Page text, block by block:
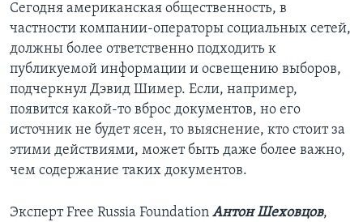
Сегодня американская общественность, в
частности компании-операторы социальных сетей,
должны более ответственно подходить к
публикуемой информации и освещению выборов,
подчеркнул Дэвид Шимер. Если, например,
появится какой-то вброс документов, но его
источник не будет ясен, то выяснение, кто стоит за
этими действиями, может быть даже более важно,
чем содержание таких документов.
Эксперт Free Russia Foundation Антон Шеховцов,